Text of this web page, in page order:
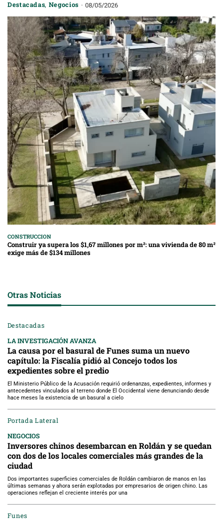
Destacadas, Negocios 08/05/2026
CONSTRUCCION
Construir ya supera los $1,67 millones por m²: una vivienda de 80 m²
exige más de $134 millones
Otras Noticias
Destacadas
LA INVESTIGACIÓN AVANZA
La causa por el basural de Funes suma un nuevo
capítulo: la Fiscalía pidió al Concejo todos los
expedientes sobre el predio
El Ministerio Público de la Acusación requirió ordenanzas, expedientes, informes y
antecedentes vinculados al terreno donde El Occidental viene denunciando desde
hace meses la existencia de un basural a cielo
Portada Lateral
NEGOCIOS
Inversores chinos desembarcan en Roldán y se quedan
con dos de los locales comerciales más grandes de la
ciudad
Dos importantes superficies comerciales de Roldán cambiaron de manos en las
últimas semanas y ahora serán explotadas por empresarios de origen chino. Las
operaciones reflejan el creciente interés por una
Funes